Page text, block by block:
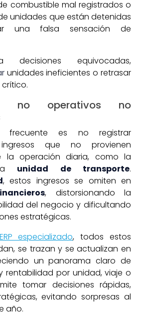
combustible mal registrados o
unidades que están detenidas
una falsa sensación de
equivocadas,
unidades ineficientes o retrasar
no operativos no
frecuente es no registrar
que no provienen
la operación diaria, como la
unidad de transporte.
, estos ingresos se omiten en
, distorsionando la
del negocio y dificultando
estratégicas.
especializado, todos estos
se trazan y se actualizan en
un panorama claro de
rentabilidad por unidad, viaje o
tomar decisiones rápidas,
evitando sorpresas al
año.